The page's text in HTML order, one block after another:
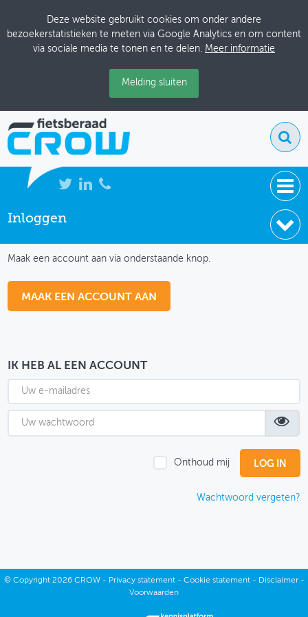
Deze website gebruikt cookies om onder andere
bezoekerstatistieken te meten via Google Analytics en om content
via sociale media te tonen en te delen. Meer informatie
Melding sluiten
NIEUWS
THEMASITES
MIJN PROFIEL
GEBRUIKER
Inloggen
Maak een account aan via onderstaande knop.
MAAK EEN ACCOUNT AAN
IK HEB AL EEN ACCOUNT
Onthoud mij
Wachtwoord vergeten?
© Copyright2026 CROW - Privacy statement- Cookie statement- Disclaimer-
Voorwaarden